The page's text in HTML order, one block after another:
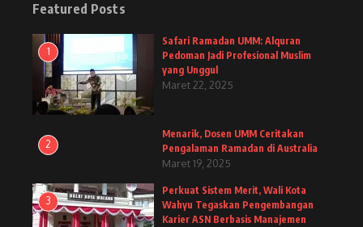
Featured Posts
1
Safari Ramadan UMM: Alquran
Pedoman Jadi Profesional Muslim
yang Unggul
Maret 22, 2025
2
Menarik, Dosen UMM Ceritakan
Pengalaman Ramadan di Australia
Maret 19, 2025
3
Perkuat Sistem Merit, Wali Kota
Wahyu Tegaskan Pengembangan
Karier ASN Berbasis Manajemen